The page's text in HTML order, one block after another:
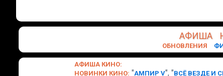
АФИША
ОБНОВЛЕНИЯ
АФИША КИНО:
НОВИНКИ КИНО: "АМПИР V", "ВСЁ ВЕЗДЕ И